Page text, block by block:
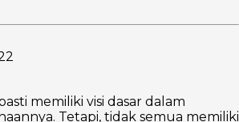
memiliki visi dasar dalam
Tetapi, tidak semua memiliki